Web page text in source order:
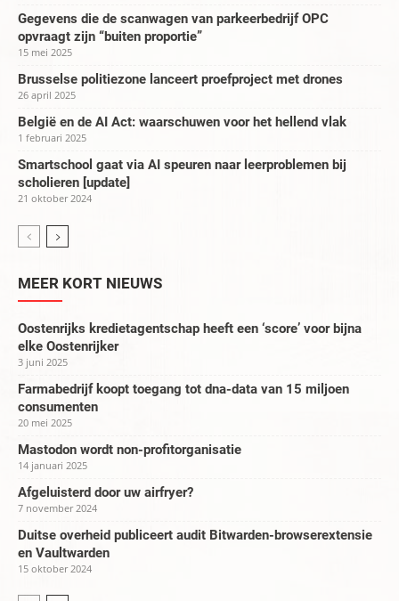
Gegevens die de scanwagen van parkeerbedrijf OPC
opvraagt zijn “buiten proportie”
15 mei 2025
Brusselse politiezone lanceert proefproject met drones
26 april 2025
België en de AI Act: waarschuwen voor het hellend vlak
1 februari 2025
Smartschool gaat via AI speuren naar leerproblemen bij
scholieren [update]
21 oktober 2024
MEER KORT NIEUWS
Oostenrijks kredietagentschap heeft een ‘score’ voor bijna
elke Oostenrijker
3 juni 2025
Farmabedrijf koopt toegang tot dna-data van 15 miljoen
consumenten
20 mei 2025
Mastodon wordt non-profitorganisatie
14 januari 2025
Afgeluisterd door uw airfryer?
7 november 2024
Duitse overheid publiceert audit Bitwarden-browserextensie
en Vaultwarden
15 oktober 2024